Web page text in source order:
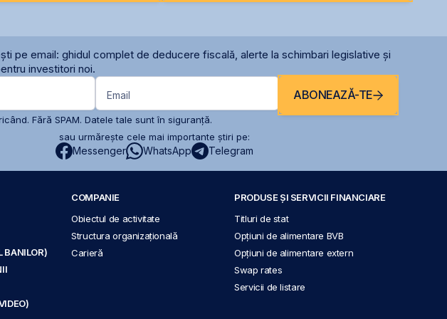
pe email: ghidul complet de deducere fiscală, alerte la schimbari legislative și
investitori noi.
Email ABONEAZĂ-TE
Fără SPAM. Datele tale sunt în siguranță.
sau urmărește cele mai importante știri pe:
Messenger WhatsApp Telegram
BANILOR)
COMPANIE
Obiectul de activitate
Structura organizațională
Carieră
PRODUSE ȘI SERVICII FINANCIARE
Titluri de stat
Opțiuni de alimentare BVB
Opțiuni de alimentare extern
Swap rates
Servicii de listare